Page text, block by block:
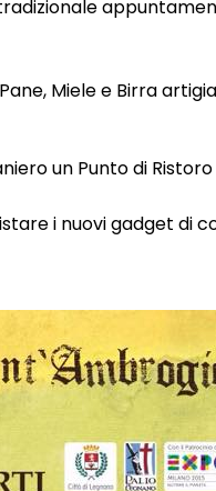
Miele e Birra
un Punto di
i nuovi gadget di